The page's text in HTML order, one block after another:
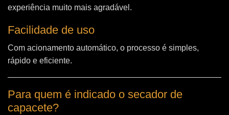
experiência muito mais agradável.
Facilidade de uso
Com acionamento automático, o processo é simples,
rápido e eficiente.
Para quem é indicado o secador de
capacete?